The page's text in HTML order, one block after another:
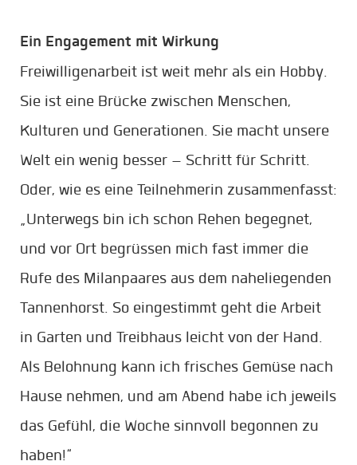
Ein Engagement mit Wirkung
Freiwilligenarbeit ist weit mehr als ein Hobby.
Sie ist eine Brücke zwischen Menschen,
Kulturen und Generationen. Sie macht unsere
Welt ein wenig besser – Schritt für Schritt.
Oder, wie es eine Teilnehmerin zusammenfasst:
„Unterwegs bin ich schon Rehen begegnet,
und vor Ort begrüssen mich fast immer die
Rufe des Milanpaares aus dem naheliegenden
Tannenhorst. So eingestimmt geht die Arbeit
in Garten und Treibhaus leicht von der Hand.
Als Belohnung kann ich frisches Gemüse nach
Hause nehmen, und am Abend habe ich jeweils
das Gefühl, die Woche sinnvoll begonnen zu
haben!“